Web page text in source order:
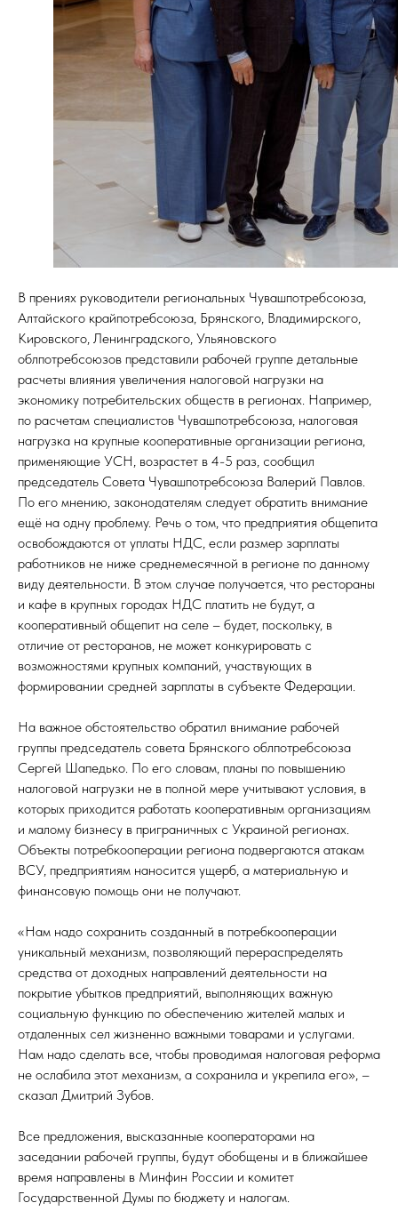
В прениях руководители региональных Чувашпотребсоюза,
Алтайского крайпотребсоюза, Брянского, Владимирского,
Кировского, Ленинградского, Ульяновского
облпотребсоюзов представили рабочей группе детальные
расчеты влияния увеличения налоговой нагрузки на
экономику потребительских обществ в регионах. Например,
по расчетам специалистов Чувашпотребсоюза, налоговая
нагрузка на крупные кооперативные организации региона,
применяющие УСН, возрастет в 4-5 раз, сообщил
председатель Совета Чувашпотребсоюза Валерий Павлов.
По его мнению, законодателям следует обратить внимание
ещё на одну проблему. Речь о том, что предприятия общепита
освобождаются от уплаты НДС, если размер зарплаты
работников не ниже среднемесячной в регионе по данному
виду деятельности. В этом случае получается, что рестораны
и кафе в крупных городах НДС платить не будут, а
кооперативный общепит на селе – будет, поскольку, в
отличие от ресторанов, не может конкурировать с
возможностями крупных компаний, участвующих в
формировании средней зарплаты в субъекте Федерации.
На важное обстоятельство обратил внимание рабочей
группы председатель совета Брянского облпотребсоюза
Сергей Шапедько. По его словам, планы по повышению
налоговой нагрузки не в полной мере учитывают условия, в
которых приходится работать кооперативным организациям
и малому бизнесу в приграничных с Украиной регионах.
Объекты потребкооперации региона подвергаются атакам
ВСУ, предприятиям наносится ущерб, а материальную и
финансовую помощь они не получают.
«Нам надо сохранить созданный в потребкооперации
уникальный механизм, позволяющий перераспределять
средства от доходных направлений деятельности на
покрытие убытков предприятий, выполняющих важную
социальную функцию по обеспечению жителей малых и
отдаленных сел жизненно важными товарами и услугами.
Нам надо сделать все, чтобы проводимая налоговая реформа
не ослабила этот механизм, а сохранила и укрепила его», –
сказал Дмитрий Зубов.
Все предложения, высказанные кооператорами на
заседании рабочей группы, будут обобщены и в ближайшее
время направлены в Минфин России и комитет
Государственной Думы по бюджету и налогам.